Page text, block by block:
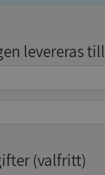
levereras till
(valfritt)